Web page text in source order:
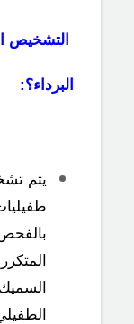
التشخيص
البرداء؟:
يتم